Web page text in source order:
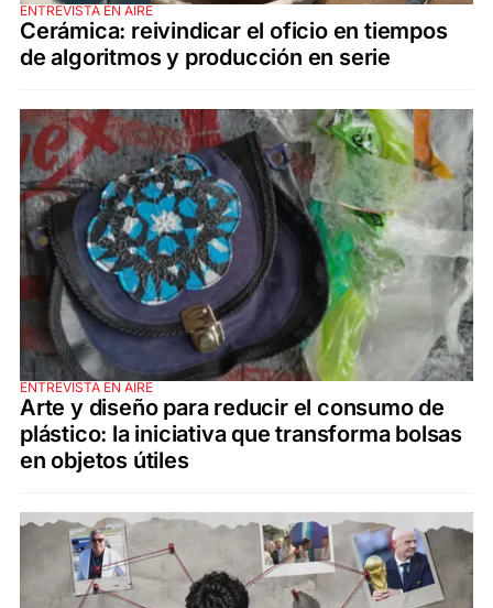
ENTREVISTA EN AIRE
Cerámica: reivindicar el oficio en tiempos
de algoritmos y producción en serie
ENTREVISTA EN AIRE
Arte y diseño para reducir el consumo de
plástico: la iniciativa que transforma bolsas
en objetos útiles